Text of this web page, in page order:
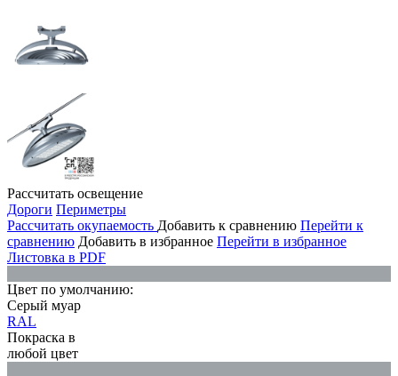
Рассчитать освещение
Дороги Периметры
Рассчитать окупаемость Добавить к сравнению Перейти к
сравнению Добавить в избранное Перейти в избранное
Листовка в PDF
Цвет по умолчанию:
Серый муар
RAL
Покраска в
любой цвет